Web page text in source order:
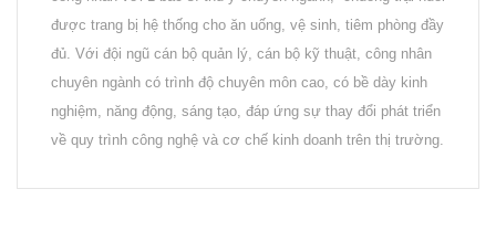
được trang bị hệ thống cho ăn uống, vệ sinh, tiêm phòng đầy
đủ. Với đội ngũ cán bộ quản lý, cán bộ kỹ thuật, công nhân
chuyên ngành có trình độ chuyên môn cao, có bề dày kinh
nghiệm, năng động, sáng tạo, đáp ứng sự thay đổi phát triển
về quy trình công nghệ và cơ chế kinh doanh trên thị trường.